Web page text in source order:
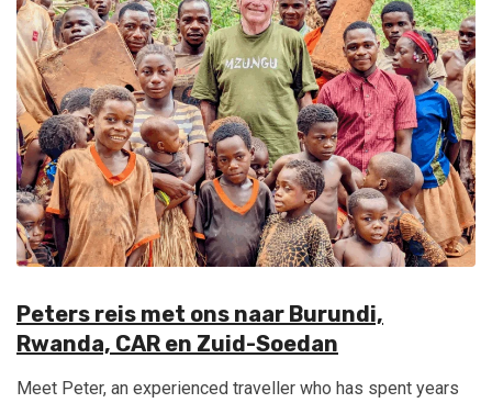
Peters reis met ons naar Burundi,
Rwanda, CAR en Zuid-Soedan
Meet Peter, an experienced traveller who has spent years